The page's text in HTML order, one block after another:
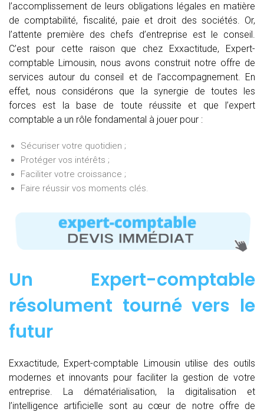
l’accomplissement de leurs obligations légales en matière
de comptabilité, fiscalité, paie et droit des sociétés. Or,
l’attente première des chefs d’entreprise est le conseil.
C’est pour cette raison que chez Exxactitude, Expert-
comptable Limousin, nous avons construit notre offre de
services autour du conseil et de l’accompagnement. En
effet, nous considérons que la synergie de toutes les
forces est la base de toute réussite et que l’expert
comptable a un rôle fondamental à jouer pour :
Sécuriser votre quotidien ;
Protéger vos intérêts ;
Faciliter votre croissance ;
Faire réussir vos moments clés.
Un Expert-comptable
résolument tourné vers le
futur
Exxactitude, Expert-comptable Limousin utilise des outils
modernes et innovants pour faciliter la gestion de votre
entreprise. La dématérialisation, la digitalisation et
l’intelligence artificielle sont au cœur de notre offre de